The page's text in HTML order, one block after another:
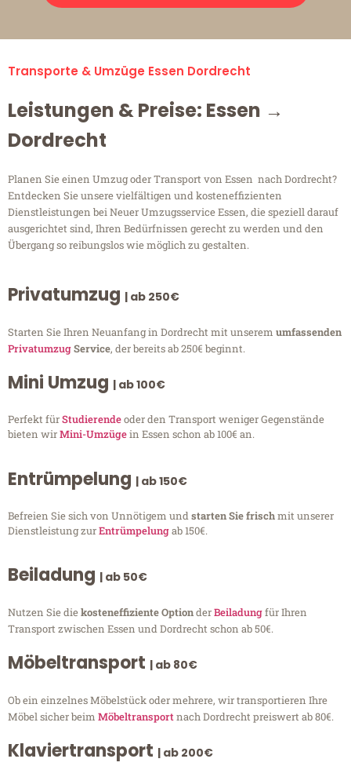
Transporte & Umzüge Essen Dordrecht
Leistungen & Preise: Essen →
Dordrecht
Planen Sie einen Umzug oder Transport von Essen nach Dordrecht?
Entdecken Sie unsere vielfältigen und kosteneffizienten
Dienstleistungen bei Neuer Umzugsservice Essen, die speziell darauf
ausgerichtet sind, Ihren Bedürfnissen gerecht zu werden und den
Übergang so reibungslos wie möglich zu gestalten.
Privatumzug | ab 250€
Starten Sie Ihren Neuanfang in Dordrecht mit unserem umfassenden
PrivatumzugService, der bereits ab 250€ beginnt.
Mini Umzug | ab 100€
Perfekt fürStudierendeoder den Transport weniger Gegenstände
bieten wirMini-Umzügein Essen schon ab 100€ an.
Entrümpelung | ab 150€
Befreien Sie sich von Unnötigem undstarten Sie frischmit unserer
Dienstleistung zurEntrümpelungab 150€.
Beiladung | ab 50€
Nutzen Sie diekosteneffiziente OptionderBeiladungfür Ihren
Transport zwischen Essen und Dordrecht schon ab 50€.
Möbeltransport | ab 80€
Ob ein einzelnes Möbelstück oder mehrere, wir transportieren Ihre
Möbel sicher beim Möbeltransportnach Dordrecht preiswert ab 80€.
Klaviertransport | ab 200€